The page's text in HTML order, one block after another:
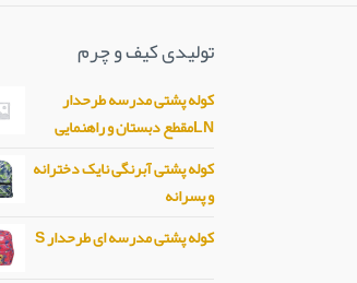
تولیدی کیف و چرم
کوله پشتی مدرسه طرحدار
LNمقطع دبستان و راهنمایی
کوله پشتی آبرنگی نایک دخترانه
و پسرانه
کوله پشتی مدرسه ای طرحدار S